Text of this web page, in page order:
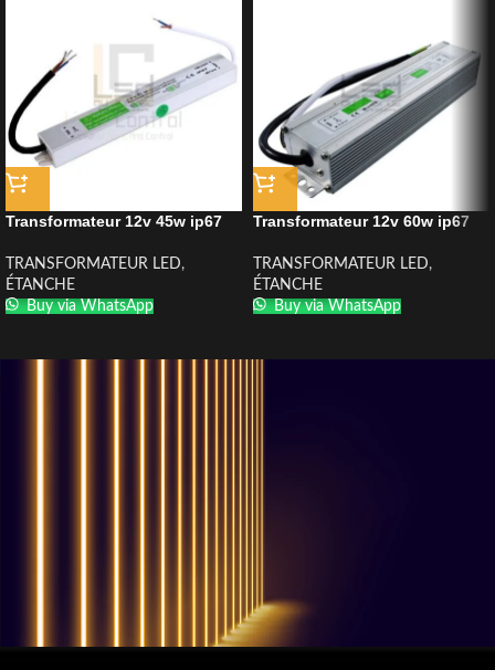
Transformateur 12v 45w ip67
TRANSFORMATEUR LED,
ÉTANCHE
Buy via WhatsApp
Transformateur 12v 60w ip67
TRANSFORMATEUR LED,
ÉTANCHE
Buy via WhatsApp